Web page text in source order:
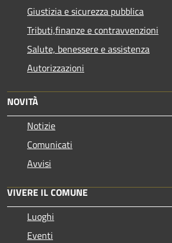
Giustizia e sicurezza pubblica
Tributi,finanze e contravvenzioni
Salute, benessere e assistenza
Autorizzazioni
NOVITÀ
Notizie
Comunicati
Avvisi
VIVERE IL COMUNE
Luoghi
Eventi